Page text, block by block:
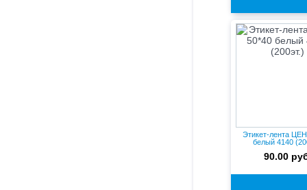
Этикет-лента
белый 4140
90.00